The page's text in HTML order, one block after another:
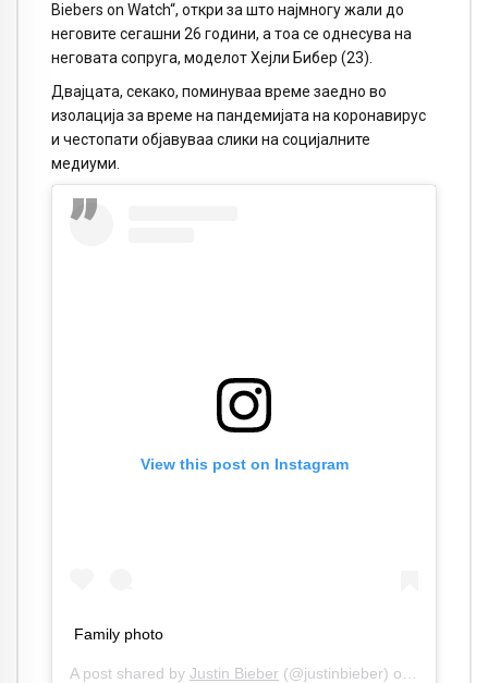
Biebers on Watch“, откри за што најмногу жали до
неговите сегашни 26 години, а тоа се однесува на
неговата сопруга, моделот Хејли Бибер (23).
Двајцата, секако, поминуваа време заедно во
изолација за време на пандемијата на коронавирус
и честопати објавуваа слики на социјалните
медиуми.
View this post on Instagram
Family photo
A post shared by Justin Bieber (@justinbieber) on